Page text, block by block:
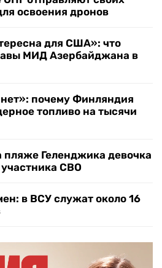
освоения дронов
для США»: что
МИД Азербайджана в
почему Финляндия
топливо на тысячи
пляже Геленджика девочка
СВО
в ВСУ служат около 16